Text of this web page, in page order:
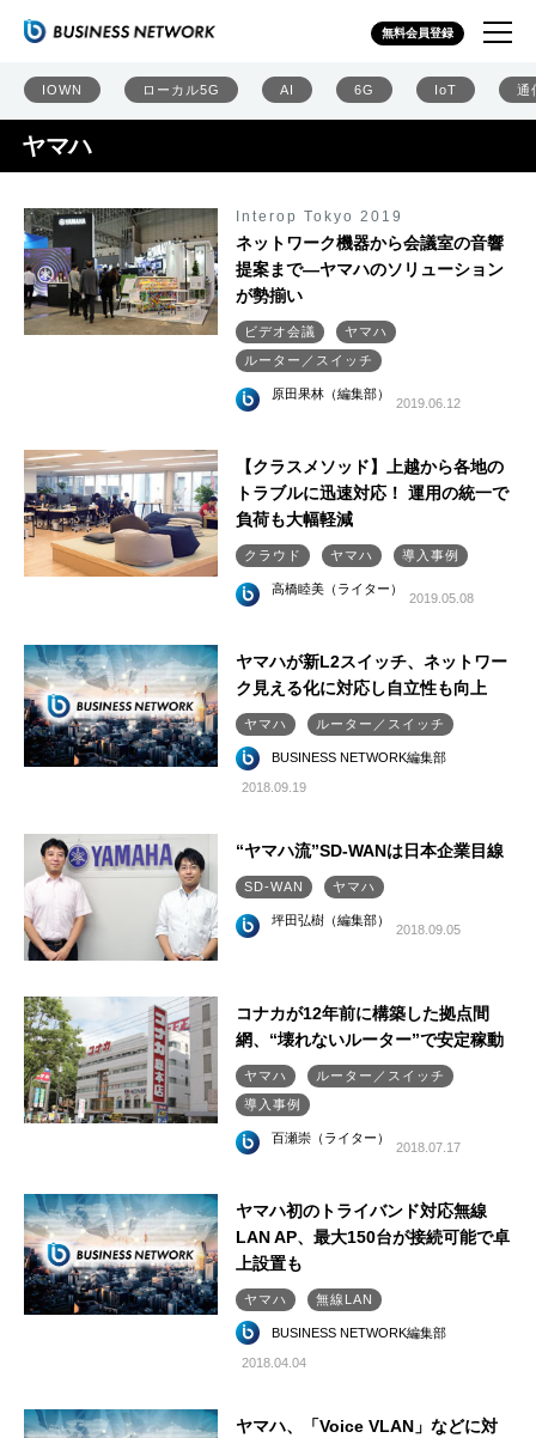
無料会員登録
IOWN ローカル5G AI 6G IoT 通
ヤマハ
Interop Tokyo 2019
ネットワーク機器から会議室の音響
提案まで―ヤマハのソリューション
が勢揃い
ビデオ会議
ヤマハ
ルーター／スイッチ
原田果林（編集部）
2019.06.12
【クラスメソッド】上越から各地の
トラブルに迅速対応！ 運用の統一で
負荷も大幅軽減
クラウド ヤマハ 導入事例
高橋睦美（ライター）
2019.05.08
ヤマハが新L2スイッチ、ネットワー
ク見える化に対応し自立性も向上
ヤマハ ルーター／スイッチ
BUSINESS NETWORK編集部
2018.09.19
“ヤマハ流”SD-WANは日本企業目線
SD-WAN ヤマハ
坪田弘樹（編集部）
2018.09.05
コナカが12年前に構築した拠点間
網、“壊れないルーター”で安定稼動
ヤマハ
ルーター／スイッチ
導入事例
百瀬崇（ライター）
2018.07.17
ヤマハ初のトライバンド対応無線
LAN AP、最大150台が接続可能で卓
上設置も
ヤマハ 無線LAN
BUSINESS NETWORK編集部
2018.04.04
ヤマハ、「Voice VLAN」などに対